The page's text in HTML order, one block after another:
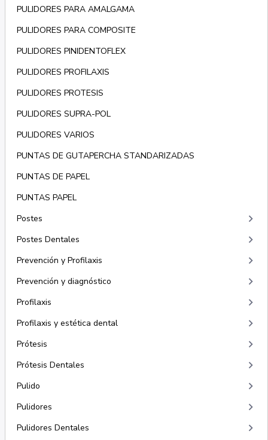
PULIDORES PARA AMALGAMA
PULIDORES PARA COMPOSITE
PULIDORES PINIDENTOFLEX
PULIDORES PROFILAXIS
PULIDORES PROTESIS
PULIDORES SUPRA-POL
PULIDORES VARIOS
PUNTAS DE GUTAPERCHA STANDARIZADAS
PUNTAS DE PAPEL
PUNTAS PAPEL
Postes
keyboard_arrow_right
Postes Dentales keyboard_arrow_right
Prevención y Profilaxis keyboard_arrow_right
Prevención y diagnóstico keyboard_arrow_right
Profilaxis keyboard_arrow_right
Profilaxis y estética dental keyboard_arrow_right
Prótesis keyboard_arrow_right
Prótesis Dentales keyboard_arrow_right
Pulido keyboard_arrow_right
Pulidores keyboard_arrow_right
Pulidores Dentales keyboard_arrow_right